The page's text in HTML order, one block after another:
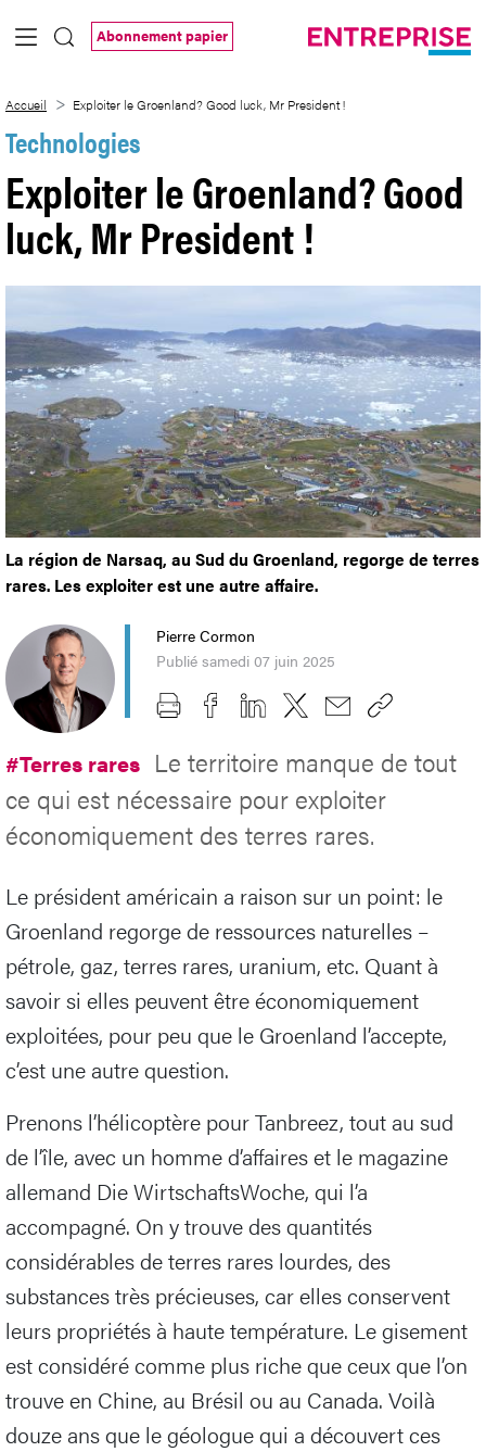
Saut au contenu principal
Abonnement papier
Accueil Exploiter le Groenland? Good luck, Mr President !
Technologies
Exploiter le Groenland? Good
luck, Mr President !
La région de Narsaq, au Sud du Groenland, regorge de terres
rares. Les exploiter est une autre affaire.
Pierre Cormon
Publié samedi 07 juin 2025
#Terres rares Le territoire manque de tout
ce qui est nécessaire pour exploiter
économiquement des terres rares.
Le président américain a raison sur un point: le
Groenland regorge de ressources naturelles –
pétrole, gaz, terres rares, uranium, etc. Quant à
savoir si elles peuvent être économiquement
exploitées, pour peu que le Groenland l’accepte,
c’est une autre question.
Prenons l’hélicoptère pour Tanbreez, tout au sud
de l’île, avec un homme d’affaires et le magazine
allemand Die WirtschaftsWoche, qui l’a
accompagné. On y trouve des quantités
considérables de terres rares lourdes, des
substances très précieuses, car elles conservent
leurs propriétés à haute température. Le gisement
est considéré comme plus riche que ceux que l’on
trouve en Chine, au Brésil ou au Canada. Voilà
douze ans que le géologue qui a découvert ces